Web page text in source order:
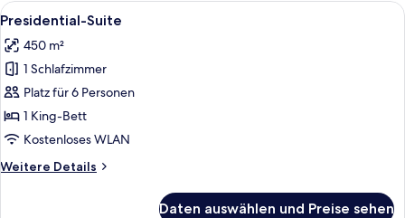
Alle
Fotos
für
Presidential-
Suite
anzeigen
Ein geräumiges Hotelzimmer mit
16
Presidential-Suite
450 m²
1 Schlafzimmer
Platz für 6 Personen
1 King-Bett
Kostenloses WLAN
Weitere Details
Weitere
Daten auswählen und Preise sehen